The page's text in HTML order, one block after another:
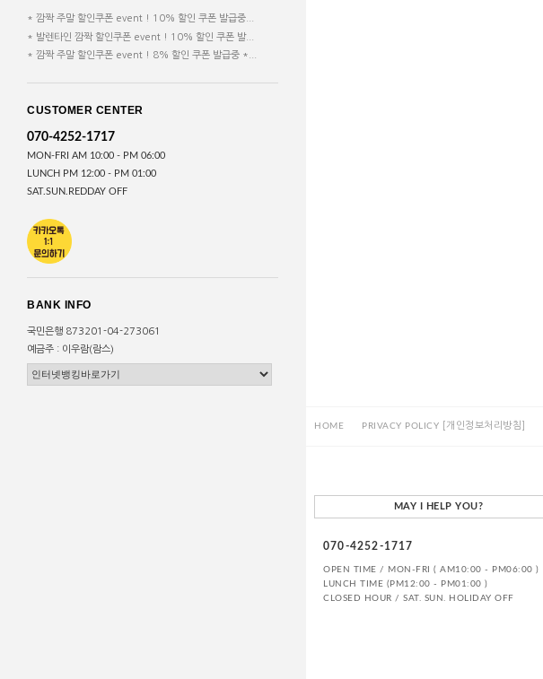
* 깜짝 주말 할인쿠폰 event ! 10% 할인 쿠폰 발급중...
* 발렌타인 깜짝 할인쿠폰 event ! 10% 할인 쿠폰 발...
* 깜짝 주말 할인쿠폰 event ! 8% 할인 쿠폰 발급중 *...
CUSTOMER CENTER
070-4252-1717
MON-FRI AM 10:00 - PM 06:00
LUNCH PM 12:00 - PM 01:00
SAT.SUN.REDDAY OFF
BANK INFO
국민은행 873201-04-273061
예금주 : 이우람(람스)
HOME PRIVACY POLICY [개인정보처리방침]
MAY I HELP YOU?
070-4252-1717
OPEN TIME / MON-FRI ( AM10:00 - PM06:00 )
LUNCH TIME (PM12:00 - PM01:00 )
CLOSED HOUR / SAT. SUN. HOLIDAY OFF